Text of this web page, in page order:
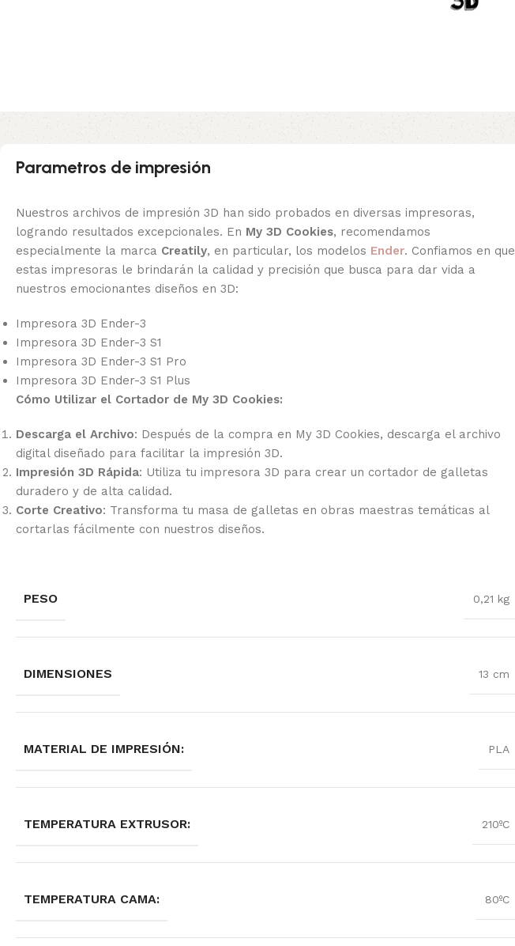
Parametros de impresión
Nuestros archivos de impresión 3D han sido probados en diversas impresoras,
logrando resultados excepcionales. En My 3D Cookies, recomendamos
especialmente la marca Creatily, en particular, los modelos Ender. Confiamos en que
estas impresoras le brindarán la calidad y precisión que busca para dar vida a
nuestros emocionantes diseños en 3D:
Impresora 3D Ender-3
Impresora 3D Ender-3 S1
Impresora 3D Ender-3 S1 Pro
Impresora 3D Ender-3 S1 Plus
Cómo Utilizar el Cortador de My 3D Cookies:
Descarga el Archivo: Después de la compra en My 3D Cookies, descarga el archivo
digital diseñado para facilitar la impresión 3D.
Impresión 3D Rápida: Utiliza tu impresora 3D para crear un cortador de galletas
duradero y de alta calidad.
Corte Creativo: Transforma tu masa de galletas en obras maestras temáticas al
cortarlas fácilmente con nuestros diseños.
PESO 0,21 kg
DIMENSIONES 13 cm
MATERIAL DE IMPRESIÓN: PLA
TEMPERATURA EXTRUSOR: 210ºC
TEMPERATURA CAMA: 80ºC